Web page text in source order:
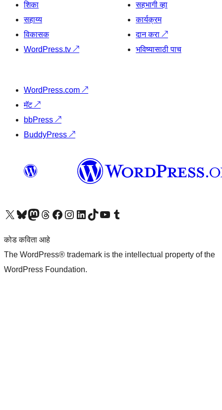
शिका
सहाय्य
विकासक
WordPress.tv ↗
सहभागी व्हा
कार्यक्रम
दान करा ↗
भविष्यासाठी पाच
WordPress.com ↗
मॅट↗
bbPress ↗
BuddyPress ↗
आमच्या X (एक्स) (पूर्वीचे ट्विटर) खात्याला भेट द्या आमच्या ब्लूस्की खात्याला भेट द्या.आमच्या Mastodon खात्याला भेट द्या.आमच्या थ्रेड्स खात्याला भेट द्या. आमच्या फेसबुक पेजला भेट द्या आमच्या इंस्टाग्राम खात्याला भेट द्या आमच्या लिंक्डइन खात्याला भेट द्या आमच्या टिकटॉक अकाउंटला भेट द्या.आमच्या यूट्यूब चॅनेलला भेट द्या आमच्या टंबलर खात्याला भेट द्या.
कोड कविता आहे
The WordPress® trademark is the intellectual property of the
WordPress Foundation.